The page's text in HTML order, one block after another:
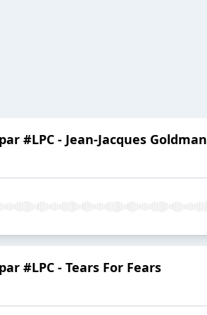
#LPC - Jean-Jacques Goldman
#LPC - Tears For Fears